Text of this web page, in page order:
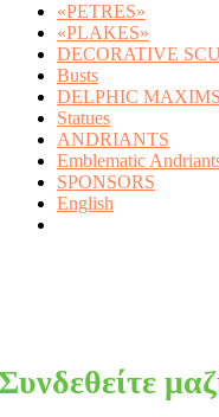
«PETRES»
«PLAKES»
DECORATIVE
Busts
DELPHIC MAXIMS
Statues
ANDRIANTS
Emblematic
SPONSORS
English